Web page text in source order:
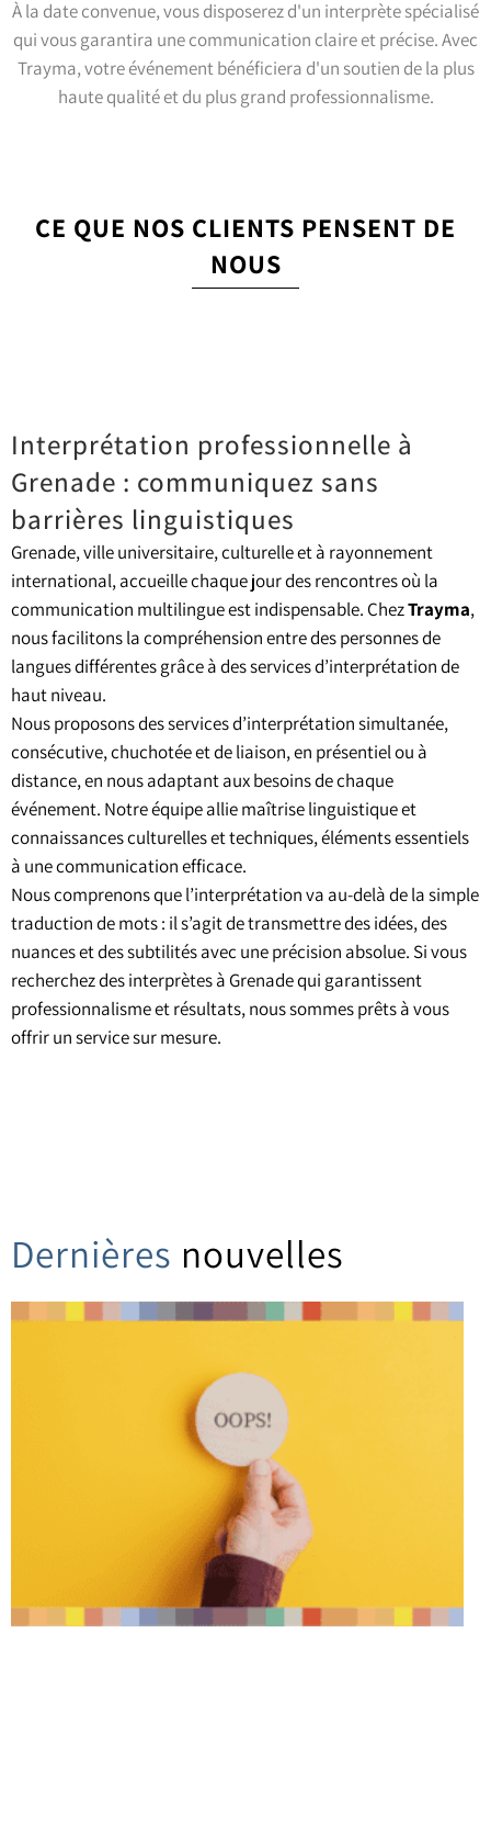
À la date convenue, vous disposerez d'un interprète spécialisé
qui vous garantira une communication claire et précise. Avec
Trayma, votre événement bénéficiera d'un soutien de la plus
haute qualité et du plus grand professionnalisme.
CE QUE NOS CLIENTS PENSENT DE
NOUS
Interprétation professionnelle à
Grenade : communiquez sans
barrières linguistiques
Grenade, ville universitaire, culturelle et à rayonnement
international, accueille chaque jour des rencontres où la
communication multilingue est indispensable. ChezTrayma,
nous facilitons la compréhension entre des personnes de
langues différentes grâce à des services d’interprétation de
haut niveau.
Nous proposons des services d’interprétation simultanée,
consécutive, chuchotée et de liaison, en présentiel ou à
distance, en nous adaptant aux besoins de chaque
événement. Notre équipe allie maîtrise linguistique et
connaissances culturelles et techniques, éléments essentiels
à une communication efficace.
Nous comprenons que l’interprétation va au-delà de la simple
traduction de mots : il s’agit de transmettre des idées, des
nuances et des subtilités avec une précision absolue. Si vous
recherchez des interprètes à Grenade qui garantissent
professionnalisme et résultats, nous sommes prêts à vous
offrir un service sur mesure.
Dernières nouvelles